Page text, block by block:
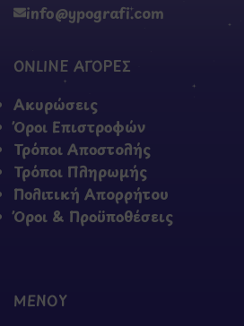
info@ypografi.com
ONLINE ΑΓΟΡΕΣ
Ακυρώσεις
Όροι Επιστροφών
Τρόποι Αποστολής
Τρόποι Πληρωμής
Πολιτική Απορρήτου
Όροι & Προϋποθέσεις
ΜΕΝΟΥ